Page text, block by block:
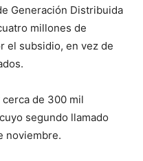
Generación Distribuida
millones de
el subsidio, en vez de
cerca de 300 mil
segundo llamado
noviembre.